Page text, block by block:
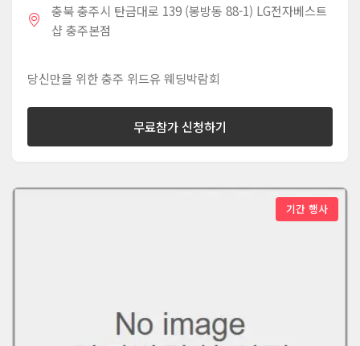
충북 충주시 탄금대로 139 (봉방동 88-1) LG전자베스트
샵 충주본점
당신만을 위한 충주 위드유 웨딩박람회
무료참가 신청하기
기간 행사